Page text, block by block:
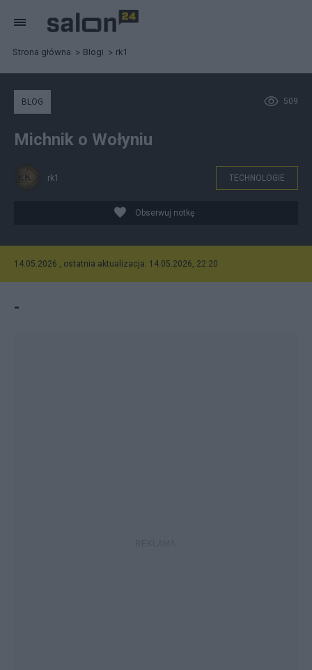
Strona główna Blogi rk1
509
BLOG
Michnik o Wołyniu
rk1 TECHNOLOGIE
Obserwuj notkę
14.05.2026 , ostatnia aktualizacja: 14.05.2026, 22:20
-